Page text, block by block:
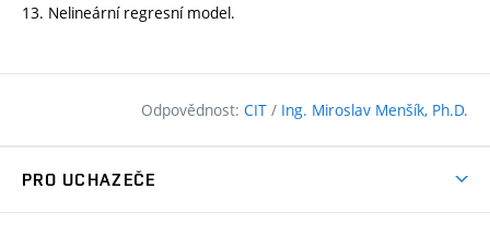
13. Nelineární regresní model.
Odpovědnost: CIT / Ing. Miroslav Menšík, Ph.D.
PRO UCHAZEČE